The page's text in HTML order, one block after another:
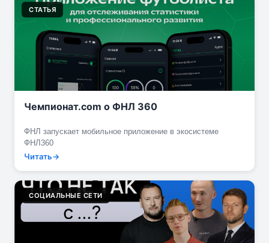
СТАТЬЯ
Чемпионат.com о ФНЛ 360
ФНЛ запускает мобильное приложение в экосистеме
ФНЛ360
Читать
СОЦИАЛЬНЫЕ СЕТИ